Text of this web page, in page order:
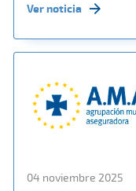
Ver noticia
04 noviembre 2025